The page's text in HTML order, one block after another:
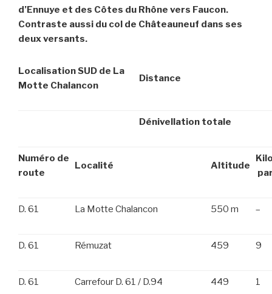
d’Ennuye et des Côtes du Rhône vers Faucon.
Contraste aussi du col de Châteauneuf dans ses
deux versants.
Localisation SUD de La
Motte Chalancon
Distance
Dénivellation totale
Numéro de
route
Localité Altitude
D. 61 La Motte Chalancon 550 m –
D. 61 Rémuzat 459 9
D. 61 Carrefour D. 61 / D.94 449 1